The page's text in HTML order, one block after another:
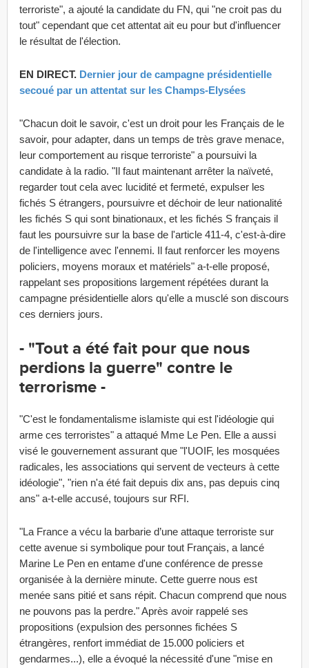
terroriste", a ajouté la candidate du FN, qui "ne croit pas du
tout" cependant que cet attentat ait eu pour but d'influencer
le résultat de l'élection.
EN DIRECT. Dernier jour de campagne présidentielle
secoué par un attentat sur les Champs-Elysées
"Chacun doit le savoir, c'est un droit pour les Français de le
savoir, pour adapter, dans un temps de très grave menace,
leur comportement au risque terroriste" a poursuivi la
candidate à la radio. "Il faut maintenant arrêter la naïveté,
regarder tout cela avec lucidité et fermeté, expulser les
fichés S étrangers, poursuivre et déchoir de leur nationalité
les fichés S qui sont binationaux, et les fichés S français il
faut les poursuivre sur la base de l'article 411-4, c'est-à-dire
de l'intelligence avec l'ennemi. Il faut renforcer les moyens
policiers, moyens moraux et matériels" a-t-elle proposé,
rappelant ses propositions largement répétées durant la
campagne présidentielle alors qu'elle a musclé son discours
ces derniers jours.
- "Tout a été fait pour que nous
perdions la guerre" contre le
terrorisme -
"C'est le fondamentalisme islamiste qui est l'idéologie qui
arme ces terroristes" a attaqué Mme Le Pen. Elle a aussi
visé le gouvernement assurant que "l'UOIF, les mosquées
radicales, les associations qui servent de vecteurs à cette
idéologie", "rien n'a été fait depuis dix ans, pas depuis cinq
ans" a-t-elle accusé, toujours sur RFI.
"La France a vécu la barbarie d’une attaque terroriste sur
cette avenue si symbolique pour tout Français, a lancé
Marine Le Pen en entame d'une conférence de presse
organisée à la dernière minute. Cette guerre nous est
menée sans pitié et sans répit. Chacun comprend que nous
ne pouvons pas la perdre." Après avoir rappelé ses
propositions (expulsion des personnes fichées S
étrangères, renfort immédiat de 15.000 policiers et
gendarmes...), elle a évoqué la nécessité d'une "mise en